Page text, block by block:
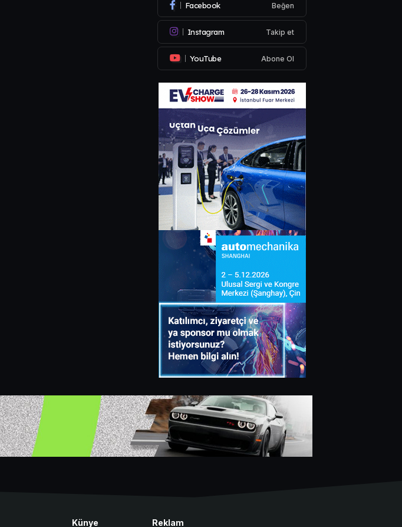
Facebook Beğen
Instagram Takip et
YouTube Abone Ol
Künye Reklam